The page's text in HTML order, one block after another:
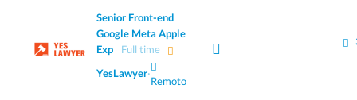
Senior Front-end
Google Meta Apple
Exp
Full time
YesLawyer·
Remoto